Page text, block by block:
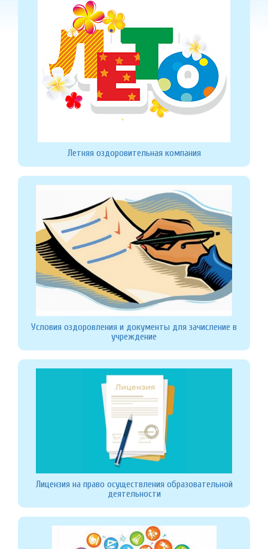
Летняя оздоровительная компания
Условия оздоровления и документы для зачисление в
учреждение
Лицензия на право осуществления образовательной
деятельности